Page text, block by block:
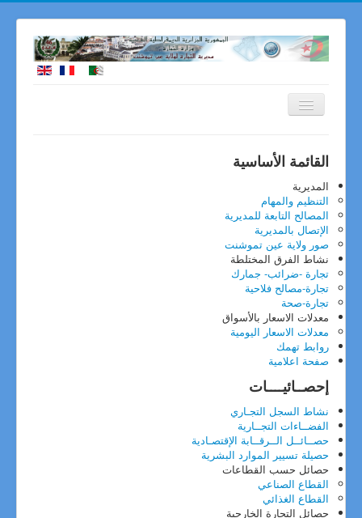
تقديم الولايةعين تموشنت
التعريف بالولايةالتنظيم-الموقع-الموارد
الأهمية الاقتصادية لولاية عين تموشنت
النسيج الإقتصادي
الادارات والمؤسسات بالولاية
تقديم المديرية
الهيكل التنظيمي للمديرية الولائية للتجارة
المصالح التابعة للمديرية
روابط الاتصال بمصالحنا
النصوص القانونية
النصوص التنظيمية
النشاطات التجارية
الممارسات التجارية
المنافسة
التجارة الخارجية
المهن والخدمات المقننة
الصفقات العمومية
ركن المستهلك
نصائح وإرشادات
جمعيات حماية المستهلك
اعلانات المديرية
التوظيف
المناقصات
المتعاملين الإقتصاديين
تواصل معنا
القائمة الأساسية
المديرية
التنظيم والمهام
المصالح التابعة للمديرية
الإتصال بالمديرية
صور ولاية عين تموشنت
نشاط الفرق المختلطة
تجارة -ضرائب- جمارك
تجارة-مصالح فلاحية
تجارة-صحة
معدلات الاسعار بالأسواق
معدلات الاسعار اليومية
روابط تهمك
صفحة اعلامية
إحصــائيــــات
نشاط السجل التجـاري
الفضــاءات التجــارية
حصــائــل الــرقــابة الإقتصـادية
حصيلة تسيير الموارد البشرية
حصائل حسب القطاعات
القطاع الصناعي
القطاع الغذائي
حصائل التجارة الخارجية